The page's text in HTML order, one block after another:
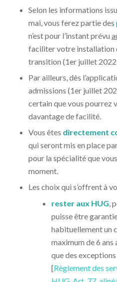
Selon les informations
mai, vous ferez partie des
n’est pour l’instant prévu
faciliter votre installation
transition (1er juillet 2022
Par ailleurs, dès
admissions (1er juillet
certain que vous pourrez
davantage de facilité.
Vous êtes directement
qui seront mis en place
pour la spécialité que
moment.
Les choix qui s’offrent à
rester aux HUG,
puisse être
habituellement un
maximum de 6 ans
que des
[Règlement des